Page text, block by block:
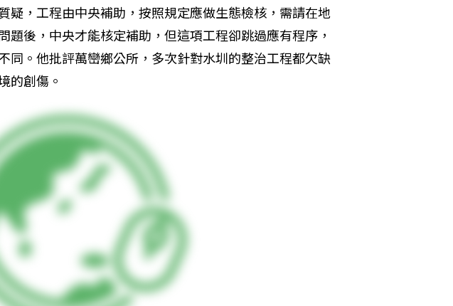
疑，工程由中央補助，按照規定應做生態檢核，需請在地
題後，中央才能核定補助，但這項工程卻跳過應有程序，
同。他批評萬巒鄉公所，多次針對水圳的整治工程都欠缺
的創傷。